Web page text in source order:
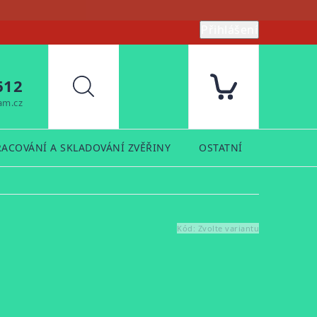
Hledat
A SKLADOVÁNÍ ZVĚŘINY OSTATNÍ
Kód: Zvolte variantu